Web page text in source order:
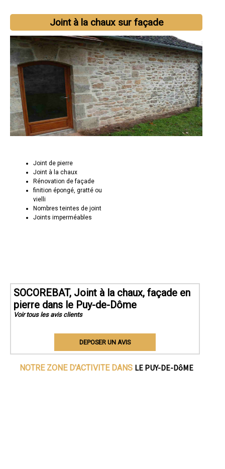
Joint à la chaux sur façade
Joint de pierre
Joint à la chaux
Rénovation de façade
finition épongé, gratté ou
vielli
Nombres teintes de joint
Joints imperméables
SOCOREBAT, Joint à la chaux, façade en
pierre dans le Puy-de-Dôme
Voir tous les avis clients
DEPOSER UN AVIS
NOTRE ZONE D'ACTIVITE DANS LE PUY-DE-DôME